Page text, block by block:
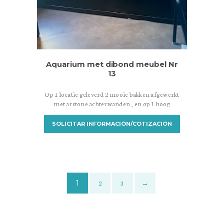
Aquarium met dibond meubel Nr
13
Op 1 locatie geleverd 2 mooie bakken afgewerkt
met arstone achterwanden , en op 1 hoog
afgeleverd met lift.
SOLICITAR INFORMACIÓN/COTIZACIÓN
1 2 3 →